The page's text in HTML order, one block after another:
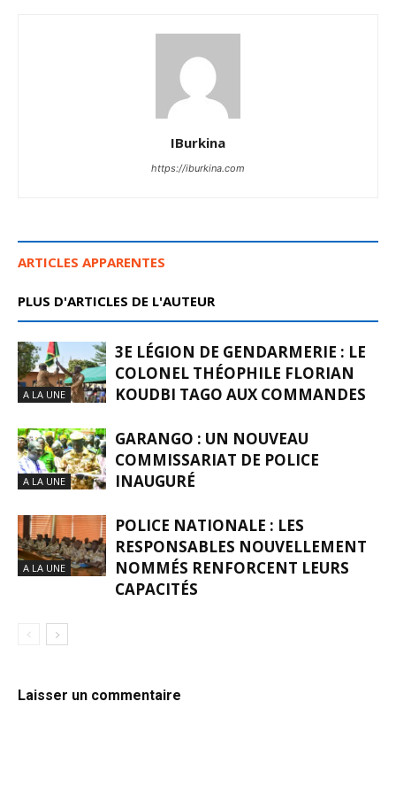
IBurkina
https://iburkina.com
ARTICLES APPARENTES
PLUS D'ARTICLES DE L'AUTEUR
A LA UNE
3E LÉGION DE GENDARMERIE : LE
COLONEL THÉOPHILE FLORIAN
KOUDBI TAGO AUX COMMANDES
A LA UNE
GARANGO : UN NOUVEAU
COMMISSARIAT DE POLICE
INAUGURÉ
A LA UNE
POLICE NATIONALE : LES
RESPONSABLES NOUVELLEMENT
NOMMÉS RENFORCENT LEURS
CAPACITÉS
Laisser un commentaire